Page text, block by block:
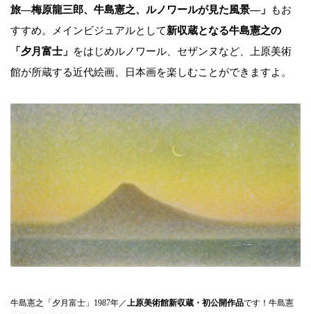
旅―梅原龍三郎、牛島憲之、ルノワールが見た風景―」
もお
すすめ。メインビジュアルとして新収蔵となる牛島憲之の
「夕月富士」
をはじめルノワール、セザンヌなど、上原美術
館が所蔵する近代絵画、日本画を楽しむことができますよ。
牛島憲之「夕月富士」1987年／上原美術館新収蔵・初公開作品です！牛島憲